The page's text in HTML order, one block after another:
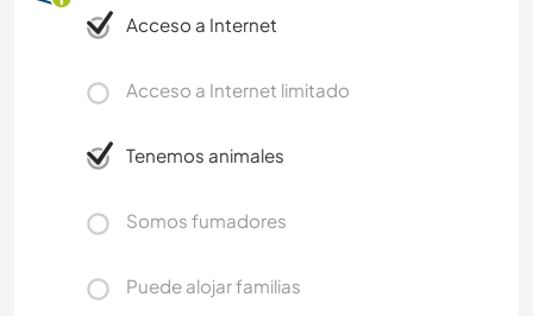
Acceso a Internet
Acceso a Internet limitado
Tenemos animales
Somos fumadores
Puede alojar familias